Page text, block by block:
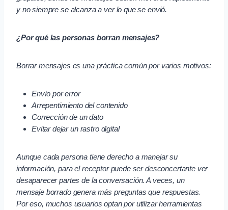
y no siempre se alcanza a ver lo que se envió.
¿Por qué las personas borran mensajes?
Borrar mensajes es una práctica común por varios motivos:
Envío por error
Arrepentimiento del contenido
Corrección de un dato
Evitar dejar un rastro digital
Aunque cada persona tiene derecho a manejar su
información, para el receptor puede ser desconcertante ver
desaparecer partes de la conversación. A veces, un
mensaje borrado genera más preguntas que respuestas.
Por eso, muchos usuarios optan por utilizar herramientas